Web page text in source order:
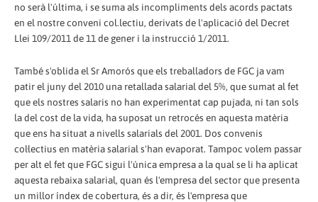
no serà l'última, i se suma als incompliments dels acords pactats
en el nostre conveni col.lectiu, derivats de l'aplicació del Decret
Llei 109/2011 de 11 de gener i la instrucció 1/2011.
També s'oblida el Sr Amorós que els treballadors de FGC ja vam
patir el juny del 2010 una retallada salarial del 5%, que sumat al fet
que els nostres salaris no han experimentat cap pujada, ni tan sols
la del cost de la vida, ha suposat un retrocés en aquesta matèria
que ens ha situat a nivells salarials del 2001. Dos convenis
col·lectius en matèria salarial s'han evaporat. Tampoc volem passar
per alt el fet que FGC sigui l'única empresa a la qual se li ha aplicat
aquesta rebaixa salarial, quan és l'empresa del sector que presenta
un millor índex de cobertura, és a dir, és l'empresa que